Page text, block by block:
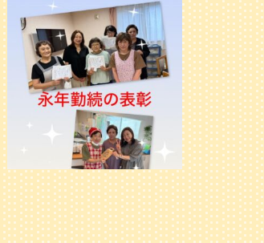
先日、ミモレ北51条とミモレ篠路にて永
年勤続の表彰をしました。
33 1